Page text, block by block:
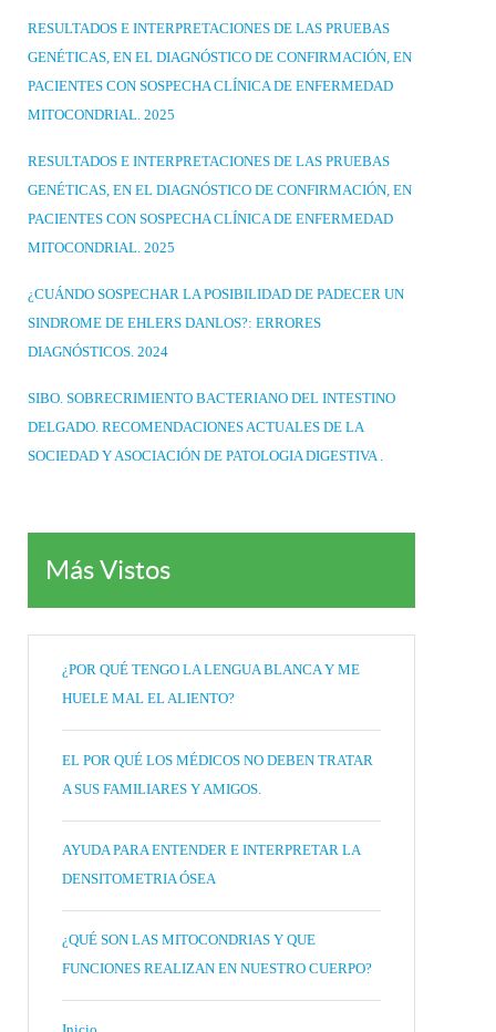
RESULTADOS E INTERPRETACIONES DE LAS PRUEBAS
GENÉTICAS, EN EL DIAGNÓSTICO DE CONFIRMACIÓN, EN
PACIENTES CON SOSPECHA CLÍNICA DE ENFERMEDAD
MITOCONDRIAL. 2025
RESULTADOS E INTERPRETACIONES DE LAS PRUEBAS
GENÉTICAS, EN EL DIAGNÓSTICO DE CONFIRMACIÓN, EN
PACIENTES CON SOSPECHA CLÍNICA DE ENFERMEDAD
MITOCONDRIAL. 2025
¿CUÁNDO SOSPECHAR LA POSIBILIDAD DE PADECER UN
SINDROME DE EHLERS DANLOS?: ERRORES
DIAGNÓSTICOS. 2024
SIBO. SOBRECRIMIENTO BACTERIANO DEL INTESTINO
DELGADO. RECOMENDACIONES ACTUALES DE LA
SOCIEDAD Y ASOCIACIÓN DE PATOLOGIA DIGESTIVA .
Más Vistos
¿POR QUÉ TENGO LA LENGUA BLANCA Y ME
HUELE MAL EL ALIENTO?
EL POR QUÉ LOS MÉDICOS NO DEBEN TRATAR
A SUS FAMILIARES Y AMIGOS.
AYUDA PARA ENTENDER E INTERPRETAR LA
DENSITOMETRIA ÓSEA
¿QUÉ SON LAS MITOCONDRIAS Y QUE
FUNCIONES REALIZAN EN NUESTRO CUERPO?